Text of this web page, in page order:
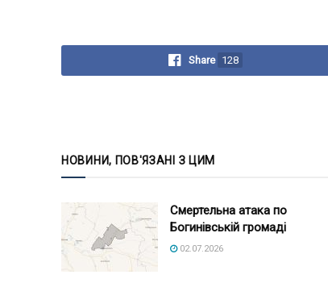
Share 128
НОВИНИ, ПОВ'ЯЗАНІ З ЦИМ
Смертельна атака по
Богинівській громаді
02.07.2026